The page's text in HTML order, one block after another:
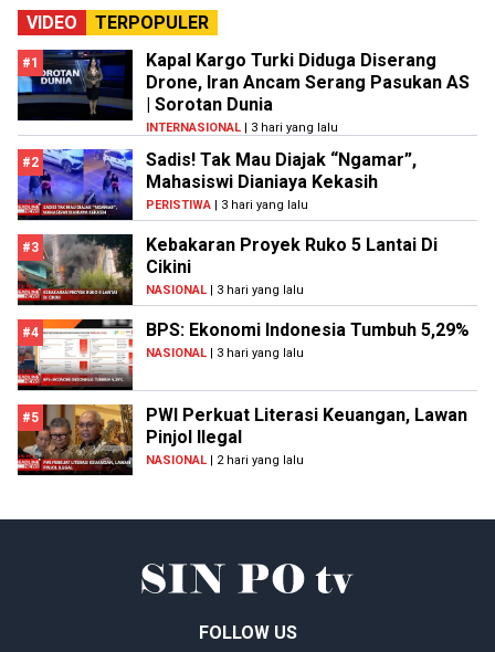
VIDEO TERPOPULER
#1
Kapal Kargo Turki Diduga Diserang
Drone, Iran Ancam Serang Pasukan AS
| Sorotan Dunia
INTERNASIONAL | 3 hari yang lalu
#2
Sadis! Tak Mau Diajak “Ngamar”,
Mahasiswi Dianiaya Kekasih
PERISTIWA | 3 hari yang lalu
#3
Kebakaran Proyek Ruko 5 Lantai Di
Cikini
NASIONAL | 3 hari yang lalu
#4 BPS: Ekonomi Indonesia Tumbuh 5,29%
NASIONAL | 3 hari yang lalu
#5
PWI Perkuat Literasi Keuangan, Lawan
Pinjol Ilegal
NASIONAL | 2 hari yang lalu
FOLLOW US